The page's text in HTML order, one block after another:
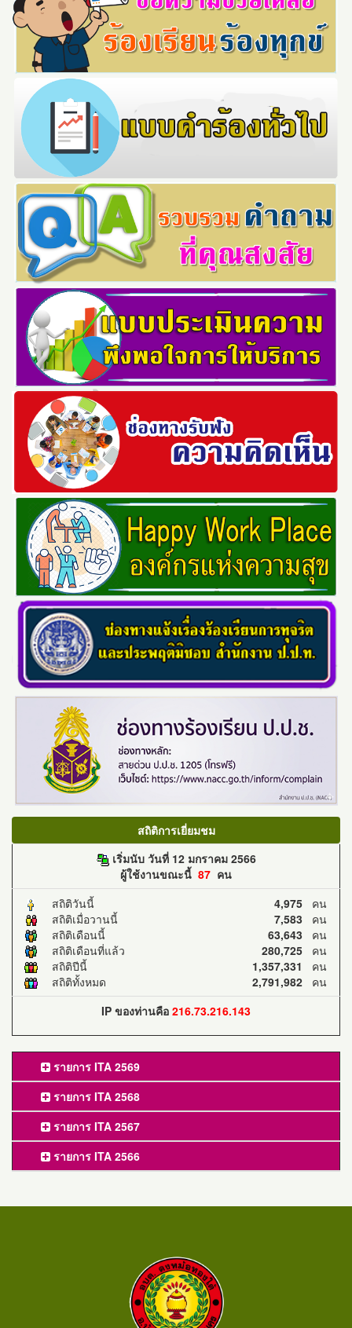
สถิติการเยี่ยมชม
เริ่มนับ วันที่ 12 มกราคม 2566
ผู้ใช้งานขณะนี้ 87 คน
สถิติวันนี้
4,975 คน
สถิติเมื่อวานนี้
7,583 คน
สถิติเดือนนี้
63,643 คน
สถิติเดือนที่แล้ว
280,725 คน
สถิติปีนี้
1,357,331 คน
สถิติทั้งหมด
2,791,982 คน
IP ของท่านคือ 216.73.216.143
รายการ ITA 2569
รายการ ITA 2568
รายการ ITA 2567
รายการ ITA 2566